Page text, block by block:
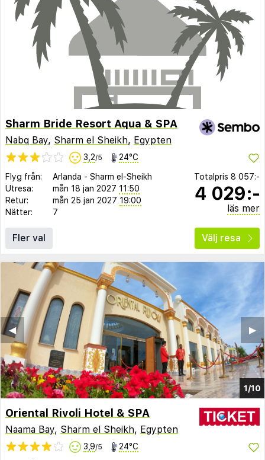
Sharm Bride Resort Aqua & SPA
Nabq Bay, Sharm el Sheikh, Egypten
3,2/5 24°C
Flyg från: Arlanda - Sharm el-Sheikh
Utresa:
mån 18 jan 2027 11:50
Retur:
mån 25 jan 2027 19:00
Nätter:
7
Totalpris 8 057:-
4 029:-
läs mer
Fler val Välj resa
1/10
▶︎
◀︎
Oriental Rivoli Hotel & SPA
Naama Bay, Sharm el Sheikh, Egypten
3,9/5 24°C